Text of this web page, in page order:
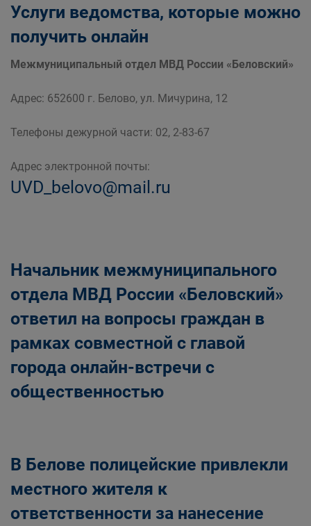
Услуги ведомства, которые можно
получить онлайн
Межмуниципальный отдел МВД России «Беловский»
Адрес: 652600 г. Белово, ул. Мичурина, 12
Телефоны дежурной части: 02, 2-83-67
Адрес электронной почты:
UVD_belovo@mail.ru
Начальник межмуниципального
отдела МВД России «Беловский»
ответил на вопросы граждан в
рамках совместной с главой
города онлайн-встречи с
общественностью
В Белове полицейские привлекли
местного жителя к
ответственности за нанесение